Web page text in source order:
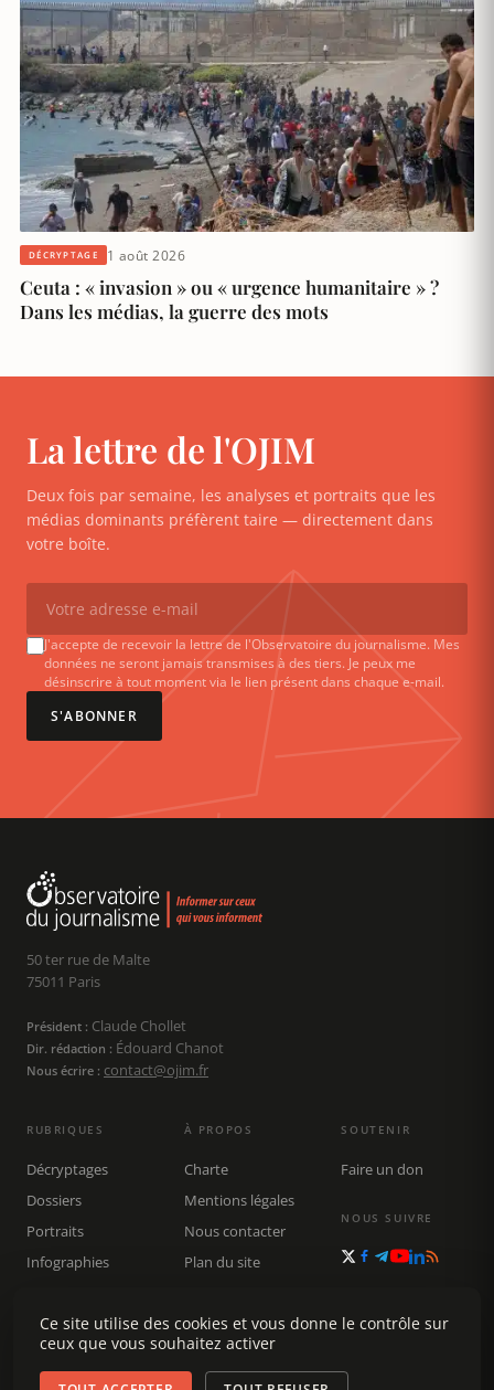
DÉCRYPTAGE 1 août 2026
Ceuta : « invasion » ou « urgence humanitaire » ?
Dans les médias, la guerre des mots
La lettre de l'OJIM
Deux fois par semaine, les analyses et portraits que les
médias dominants préfèrent taire — directement dans
votre boîte.
J'accepte de recevoir la lettre de l'Observatoire du journalisme. Mes
données ne seront jamais transmises à des tiers. Je peux me
désinscrire à tout moment via le lien présent dans chaque e-mail.
S'ABONNER
50 ter rue de Malte
75011 Paris
Président : Claude Chollet
Dir. rédaction : Édouard Chanot
Nous écrire : contact@ojim.fr
RUBRIQUES
Décryptages
Dossiers
Portraits
Infographies
Rechercher
À PROPOS
Charte
Mentions légales
Nous contacter
Plan du site
SOUTENIR
Faire un don
NOUS SUIVRE
Ce site utilise des cookies et vous donne le contrôle sur
ceux que vous souhaitez activer